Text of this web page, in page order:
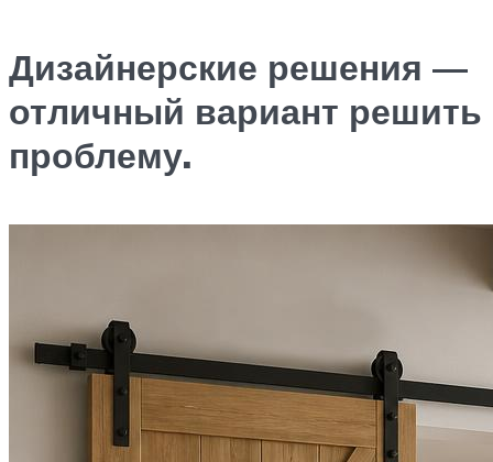
Дизайнерские решения —
отличный вариант решить
проблему.